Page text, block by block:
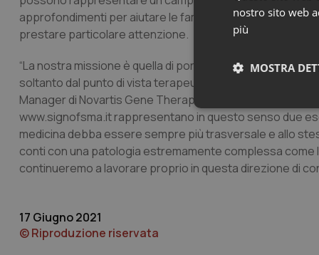
approfondimenti per aiutare le famiglie a osservare i
prestare particolare attenzione.
“La nostra missione è quella di portare innovazione ed
soltanto dal punto di vista terapeutico, ma anche
Manager di Novartis Gene Therapies – Il Programma di
www.signofsma.it rappresentano in questo senso due
medicina debba essere sempre più trasversale e allo
conti con una patologia estremamente complessa come
continueremo a lavorare proprio in questa direzione di
17 Giugno 2021
© Riproduzione riservata
nostro sito web
più
MOSTRA